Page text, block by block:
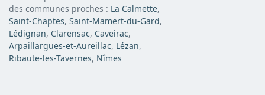
des communes proches : La Calmette,
Saint-Chaptes, Saint-Mamert-du-Gard,
Lédignan, Clarensac, Caveirac,
Arpaillargues-et-Aureillac, Lézan,
Ribaute-les-Tavernes, Nîmes